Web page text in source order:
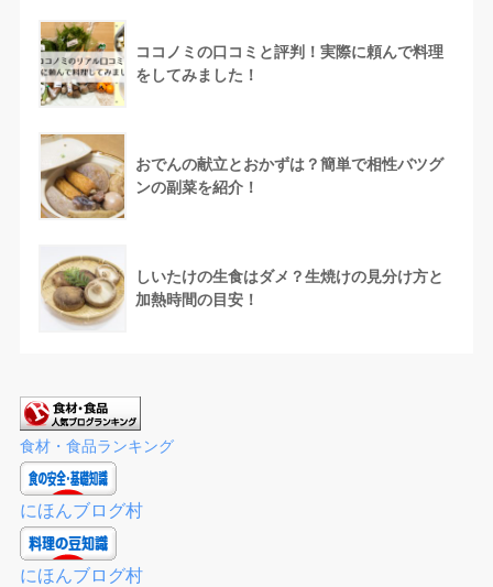
ココノミの口コミと評判！実際に頼んで料理
をしてみました！
おでんの献立とおかずは？簡単で相性バツグ
ンの副菜を紹介！
しいたけの生食はダメ？生焼けの見分け方と
加熱時間の目安！
食材・食品ランキング
にほんブログ村
にほんブログ村